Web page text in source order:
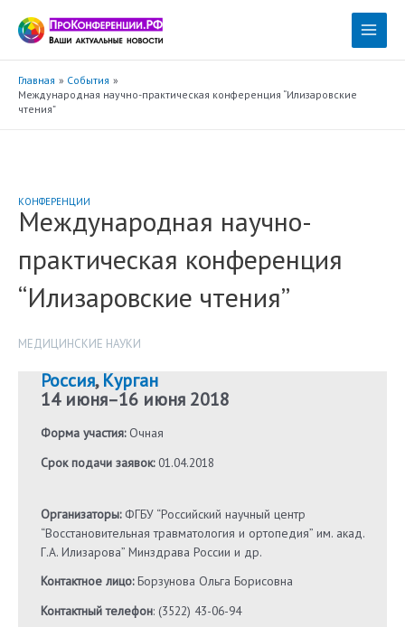
содержимому
Main
Главная
События
Международная научно-практическая конференция “Илизаровские
чтения”
КОНФЕРЕНЦИИ
Международная научно-
практическая конференция
“Илизаровские чтения”
МЕДИЦИНСКИЕ НАУКИ
Россия,Курган
14 июня–16 июня 2018
Форма участия:Очная
Срок подачи заявок:01.04.2018
Организаторы:ФГБУ “Российский научный центр
“Восстановительная травматология и ортопедия” им. акад.
Г.А. Илизарова” Минздрава России и др.
Контактное лицо:Борзунова Ольга Борисовна
Контактный телефон: (3522) 43-06-94